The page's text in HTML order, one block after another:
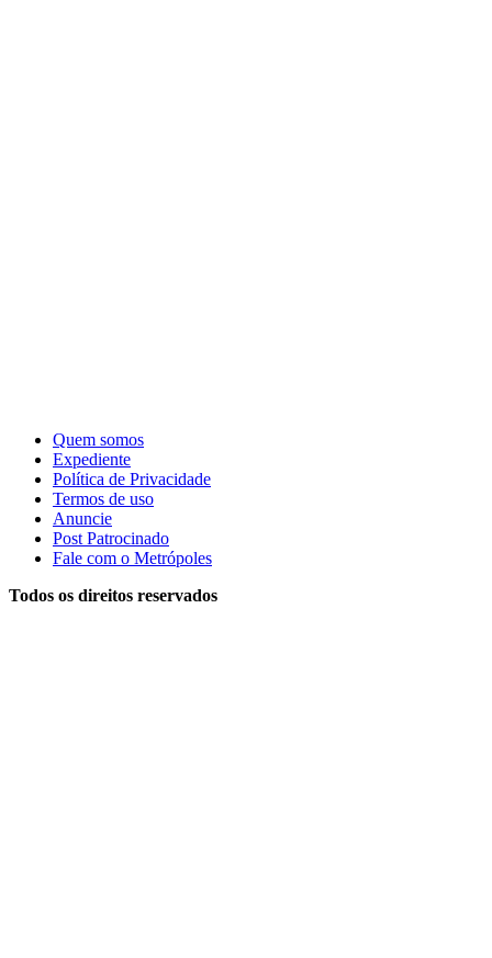
Quem somos
Expediente
Política de Privacidade
Termos de uso
Anuncie
Post Patrocinado
Fale com o Metrópoles
Todos os direitos reservados